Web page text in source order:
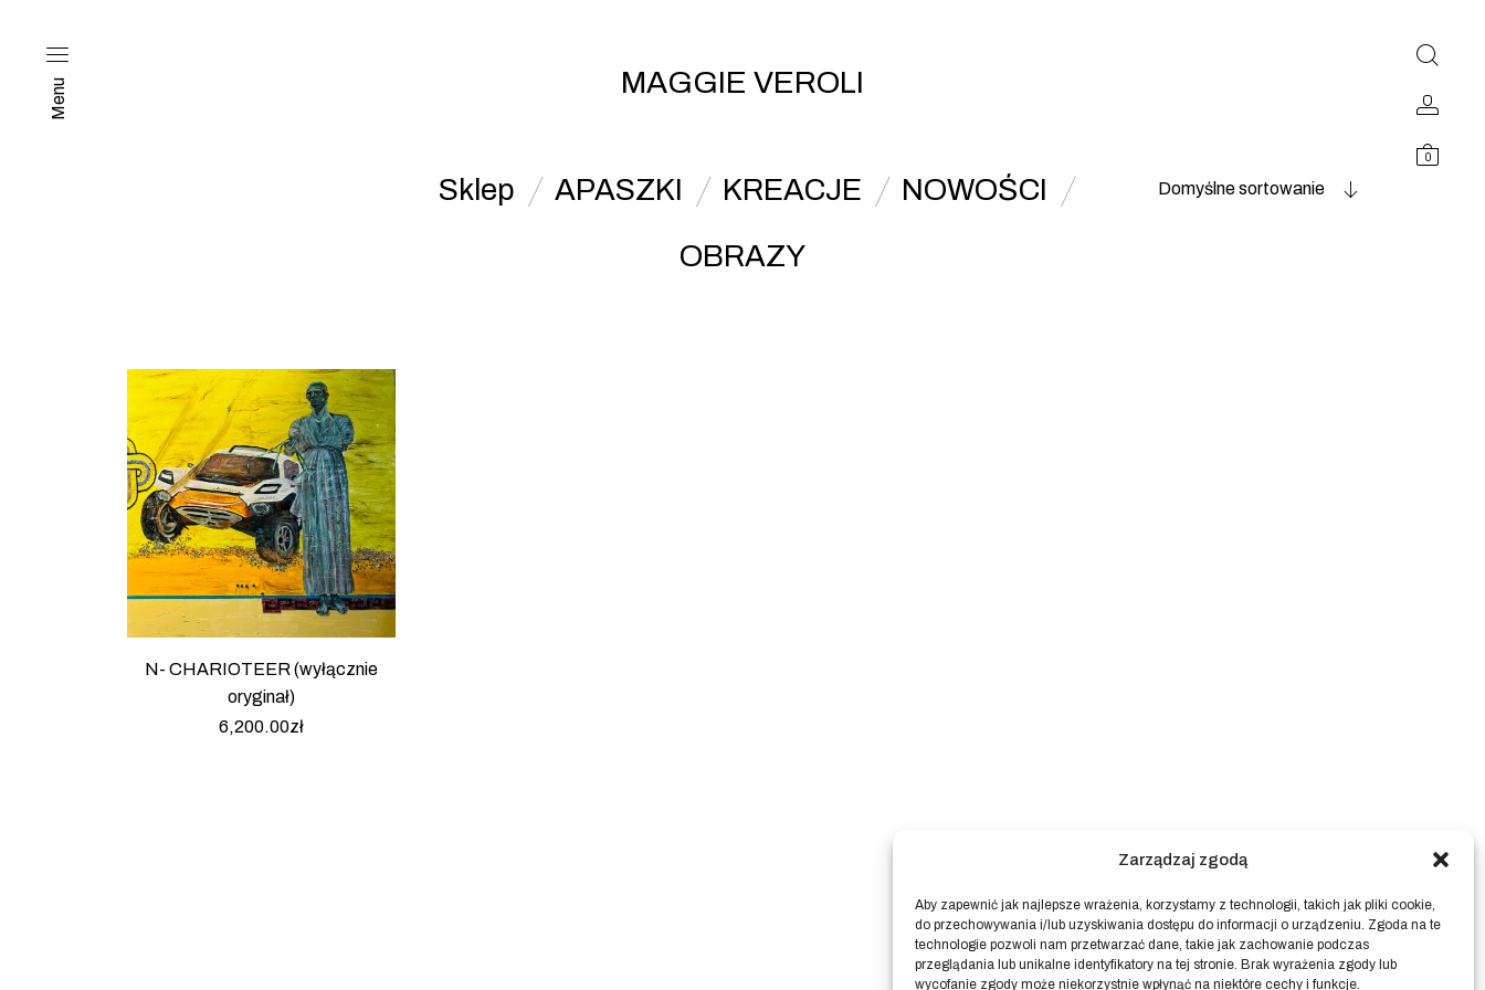
Zarządzaj zgodą
Aby zapewnić jak najlepsze wrażenia, korzystamy z technologii, takich jak pliki cookie,
do przechowywania i/lub uzyskiwania dostępu do informacji o urządzeniu. Zgoda na te
technologie pozwoli nam przetwarzać dane, takie jak zachowanie podczas
przeglądania lub unikalne identyfikatory na tej stronie. Brak wyrażenia zgody lub
wycofanie zgody może niekorzystnie wpłynąć na niektóre cechy i funkcje.
Menu MAGGIE VEROLI
0
Sklep APASZKI KREACJE
NOWOŚCI
OBRAZY
Domyślne sortowanie
N- CHARIOTEER (wyłącznie
oryginał)
6,200.00zł